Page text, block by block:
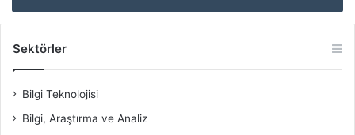
Sektörler
Bilgi Teknolojisi
Bilgi, Araştırma ve Analiz